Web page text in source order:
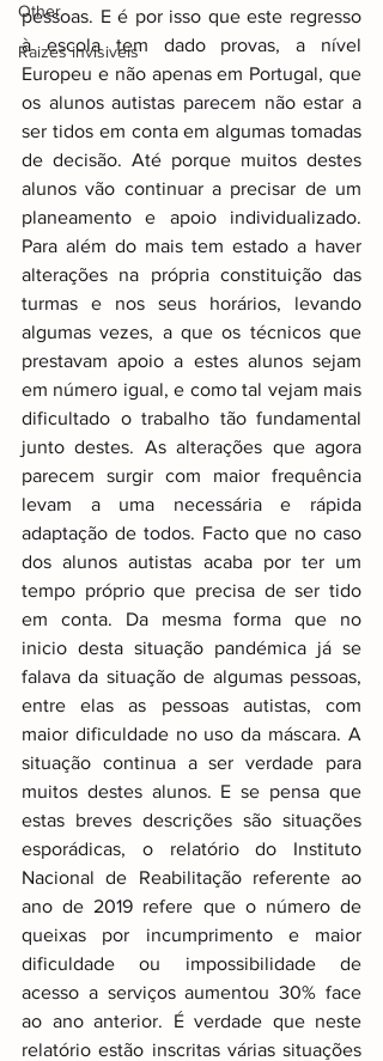
Other
Raizes invisiveis
pessoas. E é por isso que este regresso
à escola tem dado provas, a nível
Europeu e não apenas em Portugal, que
os alunos autistas parecem não estar a
ser tidos em conta em algumas tomadas
de decisão. Até porque muitos destes
alunos vão continuar a precisar de um
planeamento e apoio individualizado.
Para além do mais tem estado a haver
alterações na própria constituição das
turmas e nos seus horários, levando
algumas vezes, a que os técnicos que
prestavam apoio a estes alunos sejam
em número igual, e como tal vejam mais
dificultado o trabalho tão fundamental
junto destes. As alterações que agora
parecem surgir com maior frequência
levam a uma necessária e rápida
adaptação de todos. Facto que no caso
dos alunos autistas acaba por ter um
tempo próprio que precisa de ser tido
em conta. Da mesma forma que no
inicio desta situação pandémica já se
falava da situação de algumas pessoas,
entre elas as pessoas autistas, com
maior dificuldade no uso da máscara. A
situação continua a ser verdade para
muitos destes alunos. E se pensa que
estas breves descrições são situações
esporádicas, o relatório do Instituto
Nacional de Reabilitação referente ao
ano de 2019 refere que o número de
queixas por incumprimento e maior
dificuldade ou impossibilidade de
acesso a serviços aumentou 30% face
ao ano anterior. É verdade que neste
relatório estão inscritas várias situações